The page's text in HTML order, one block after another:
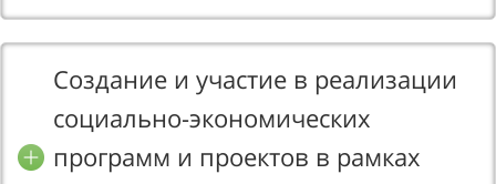
Создание и участие в реализации
социально-экономических
программ и проектов в рамках